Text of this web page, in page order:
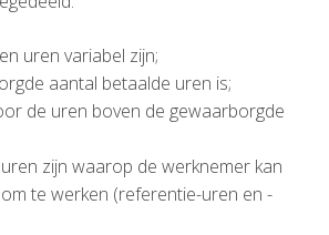
uren variabel zijn;
aantal betaalde uren is;
de uren boven de gewaarborgde
zijn waarop de werknemer kan
te werken (referentie-uren en -